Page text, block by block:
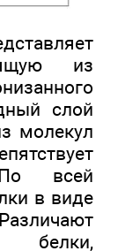
из
слой
молекул
всей
в виде